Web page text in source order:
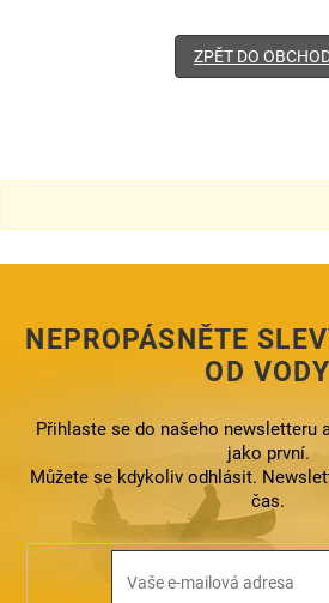
ZPĚT DO
NEPROPÁSNĚTE
OD VODY
Přihlaste se do našeho newsletteru
jako první.
Můžete se kdykoliv odhlásit.
čas.